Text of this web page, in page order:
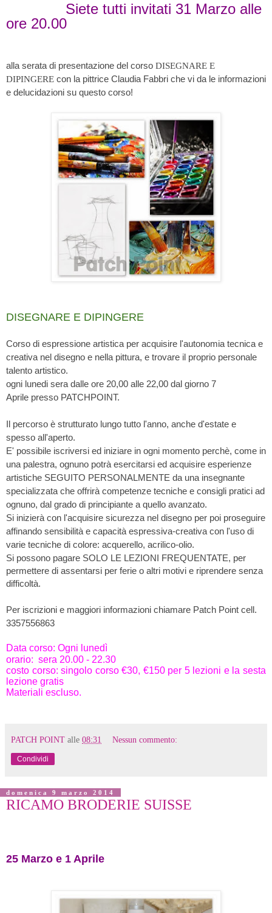
Siete tutti invitati 31 Marzo alle
ore 20.00
alla serata di presentazione del corso DISEGNARE E
DIPINGERE con la pittrice Claudia Fabbri che vi da le informazioni
e delucidazioni su questo corso!
DISEGNARE E DIPINGERE
Corso di espressione artistica per acquisire l'autonomia tecnica e
creativa nel disegno e nella pittura, e trovare il proprio personale
talento artistico.
ogni lunedi sera dalle ore 20,00 alle 22,00 dal giorno 7
Aprile presso PATCHPOINT.
Il percorso è strutturato lungo tutto l'anno, anche d'estate e
spesso all'aperto.
E' possibile iscriversi ed iniziare in ogni momento perchè, come in
una palestra, ognuno potrà esercitarsi ed acquisire esperienze
artistiche SEGUITO PERSONALMENTE da una insegnante
specializzata che offrirà competenze tecniche e consigli pratici ad
ognuno, dal grado di principiante a quello avanzato.
Si inizierà con l'acquisire sicurezza nel disegno per poi proseguire
affinando sensibilità e capacità espressiva-creativa con l'uso di
varie tecniche di colore: acquerello, acrilico-olio.
Si possono pagare SOLO LE LEZIONI FREQUENTATE, per
permettere di assentarsi per ferie o altri motivi e riprendere senza
difficoltà.
Per iscrizioni e maggiori informazioni chiamare Patch Point cell.
3357556863
Data corso: Ogni lunedì
orario: sera 20.00 - 22.30
costo corso: singolo corso €30, €150 per 5 lezioni e la sesta
lezione gratis
Materiali escluso.
PATCH POINT alle 08:31 Nessun commento:
Condividi
domenica 9 marzo 2014
RICAMO BRODERIE SUISSE
25 Marzo e 1 Aprile